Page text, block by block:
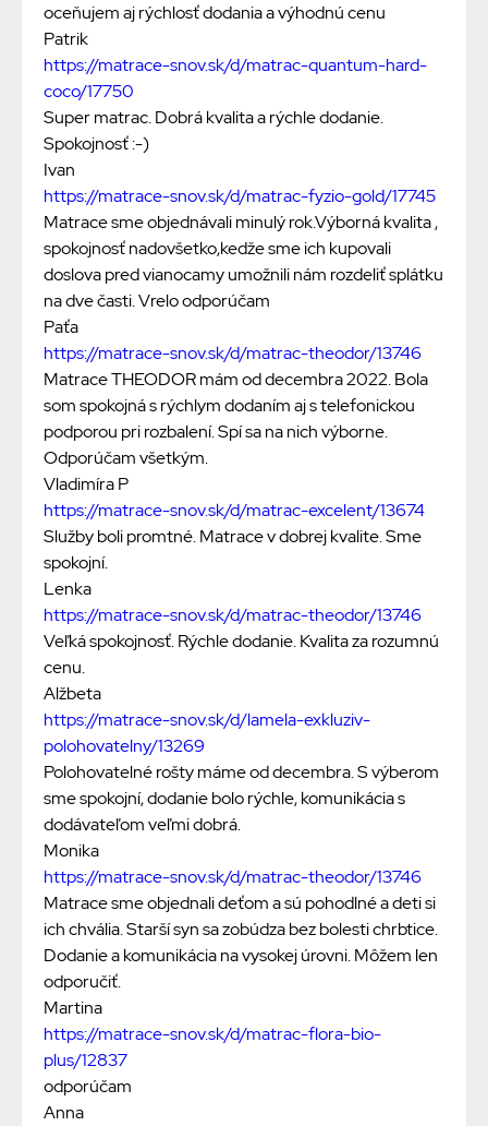
oceňujem aj rýchlosť dodania a výhodnú cenu
Patrik
https://matrace-snov.sk/d/matrac-quantum-hard-
coco/17750
Super matrac. Dobrá kvalita a rýchle dodanie.
Spokojnosť :-)
Ivan
https://matrace-snov.sk/d/matrac-fyzio-gold/17745
Matrace sme objednávali minulý rok.Výborná kvalita ,
spokojnosť nadovšetko,kedže sme ich kupovali
doslova pred vianocamy umožnili nám rozdeliť splátku
na dve časti. Vrelo odporúčam
Paťa
https://matrace-snov.sk/d/matrac-theodor/13746
Matrace THEODOR mám od decembra 2022. Bola
som spokojná s rýchlym dodaním aj s telefonickou
podporou pri rozbalení. Spí sa na nich výborne.
Odporúčam všetkým.
Vladimíra P
https://matrace-snov.sk/d/matrac-excelent/13674
Služby boli promtné. Matrace v dobrej kvalite. Sme
spokojní.
Lenka
https://matrace-snov.sk/d/matrac-theodor/13746
Veľká spokojnosť. Rýchle dodanie. Kvalita za rozumnú
cenu.
Alžbeta
https://matrace-snov.sk/d/lamela-exkluziv-
polohovatelny/13269
Polohovatelné rošty máme od decembra. S výberom
sme spokojní, dodanie bolo rýchle, komunikácia s
dodávateľom veľmi dobrá.
Monika
https://matrace-snov.sk/d/matrac-theodor/13746
Matrace sme objednali deťom a sú pohodlné a deti si
ich chvália. Starší syn sa zobúdza bez bolesti chrbtice.
Dodanie a komunikácia na vysokej úrovni. Môžem len
odporučiť.
Martina
https://matrace-snov.sk/d/matrac-flora-bio-
plus/12837
odporúčam
Anna